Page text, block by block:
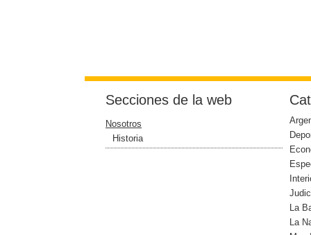
Secciones de la web
Nosotros
Historia
La
La